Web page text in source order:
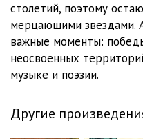
столетий, поэтому
мерцающими звездами.
важные моменты:
неосвоенных
музыке и поэзии.
Другие